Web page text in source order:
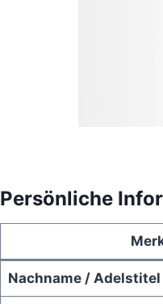
Persönliche
Nachname / Adelstitel